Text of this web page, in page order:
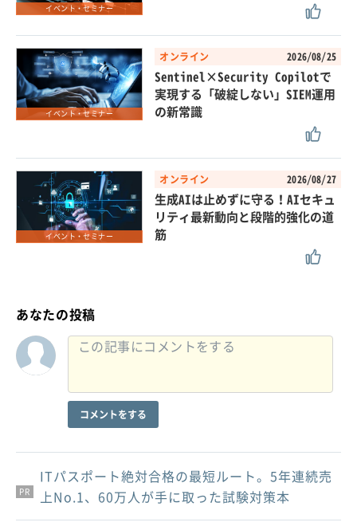
イベント・セミナー
イベント・セミナー
オンライン 2026/08/25
Sentinel×Security Copilotで
実現する「破綻しない」SIEM運用
の新常識
イベント・セミナー
オンライン 2026/08/27
生成AIは止めずに守る！AIセキュ
リティ最新動向と段階的強化の道
筋
あなたの投稿
コメントをする
PR
PR
PR
ITパスポート絶対合格の最短ルート。5年連続売
上No.1、60万人が手に取った試験対策本